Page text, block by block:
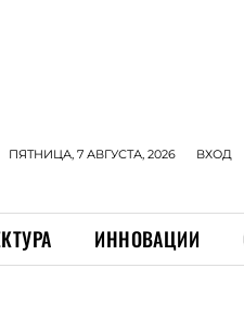
ПЯТНИЦА, 7 АВГУСТА, 2026 ВХОД
ИННОВАЦИИ